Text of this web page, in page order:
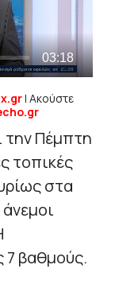
| Ακούστε
την Πέμπτη
τοπικές
στα
7 βαθμούς.